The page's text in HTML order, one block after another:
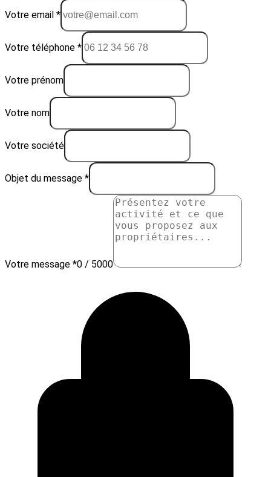
Votre email *
Votre téléphone *
Votre prénom
Votre nom
Votre société
Objet du message *
Votre message *0 / 5000